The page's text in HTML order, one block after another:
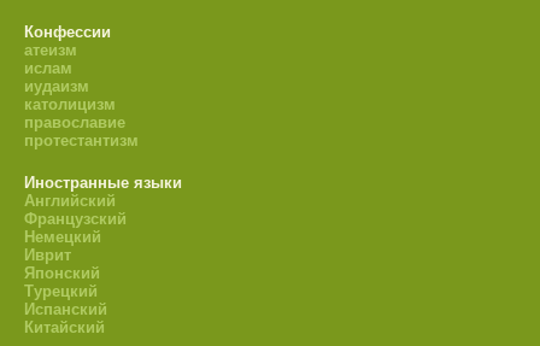
Конфессии
атеизм
ислам
иудаизм
католицизм
православие
протестантизм
Иностранные языки
Английский
Французский
Немецкий
Иврит
Японский
Турецкий
Испанский
Китайский